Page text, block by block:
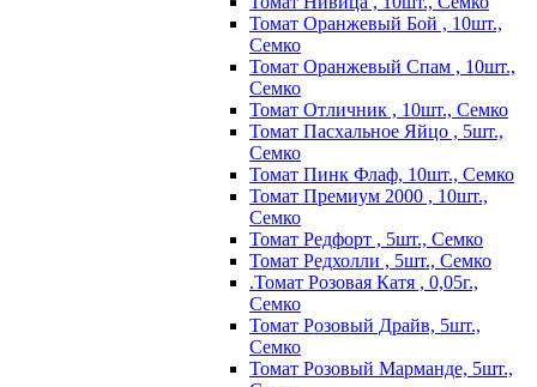
Томат Оранжевый Бой , 10шт.,
Семко
Томат Оранжевый Спам , 10шт.,
Семко
Томат Отличник , 10шт., Семко
Томат Пасхальное Яйцо , 5шт.,
Семко
Томат Пинк Флаф, 10шт., Семко
Томат Премиум 2000 , 10шт.,
Семко
Томат Редфорт , 5шт., Семко
Томат Редхолли , 5шт., Семко
.Томат Розовая Катя , 0,05г.,
Семко
Томат Розовый Драйв, 5шт.,
Семко
Томат Розовый Марманде, 5шт.,